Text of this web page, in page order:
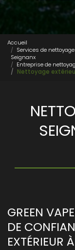
Accueil
Services de
Seignanx
Entreprise de
Nettoyage
GREEN
DE
EXTÉRIEUR